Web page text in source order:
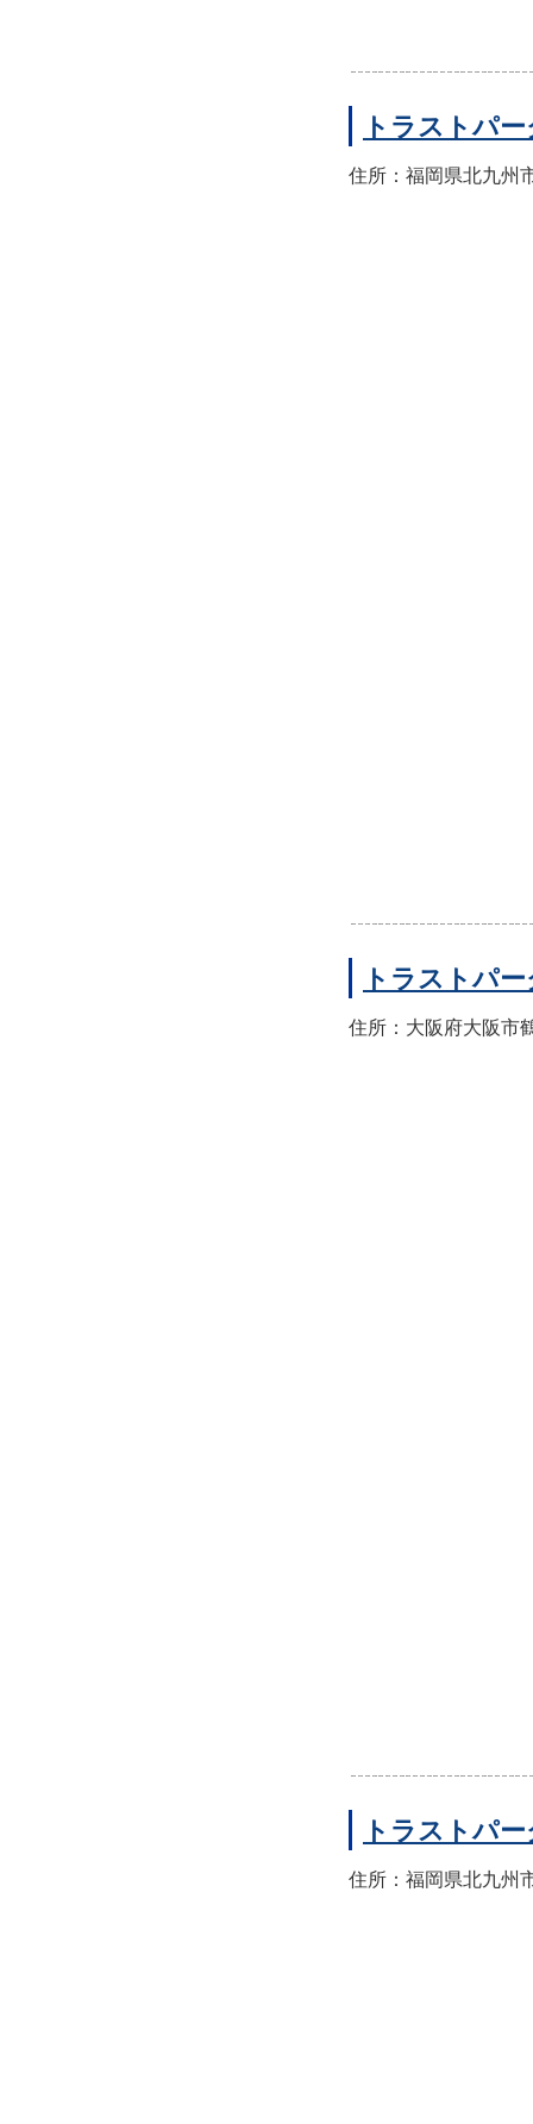
トラストパ
住所：福岡県北九州
トラストパ
住所：大阪府大阪市
トラストパ
住所：福岡県北九州